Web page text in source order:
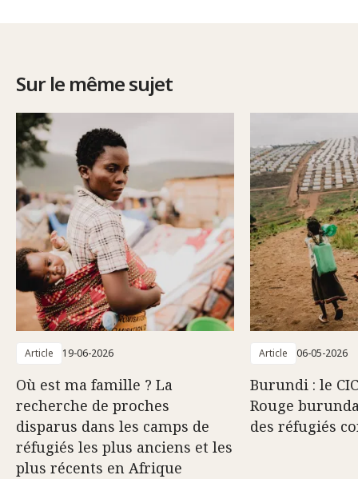
Sur le même sujet
Article 19-06-2026
Où est ma famille ? La
recherche de proches
disparus dans les camps de
réfugiés les plus anciens et les
plus récents en Afrique
Article 06-05-2026
Burundi : le
Rouge
des réfugiés